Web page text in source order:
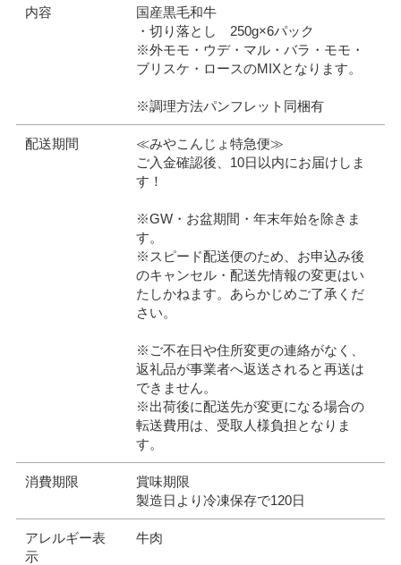
国産黒毛和牛
※外モモ・ウデ・マル・バラ・モモ・
ブリスケ・ロースのMIXとなります。
※調理方法パンフレット同梱有
ご入金確認後、10日以内にお届けしま
す！
※GW・お盆期間・年末年始を除きま
す。
※スピード配送便のため、お申込み後
たしかねます。あらかじめご了承くだ
さい。
※ご不在日や住所変更の連絡がなく、
返礼品が事業者へ返送されると再送は
できません。
※出荷後に配送先が変更になる場合の
転送費用は、受取人様負担となりま
す。
消費期限
賞味期限